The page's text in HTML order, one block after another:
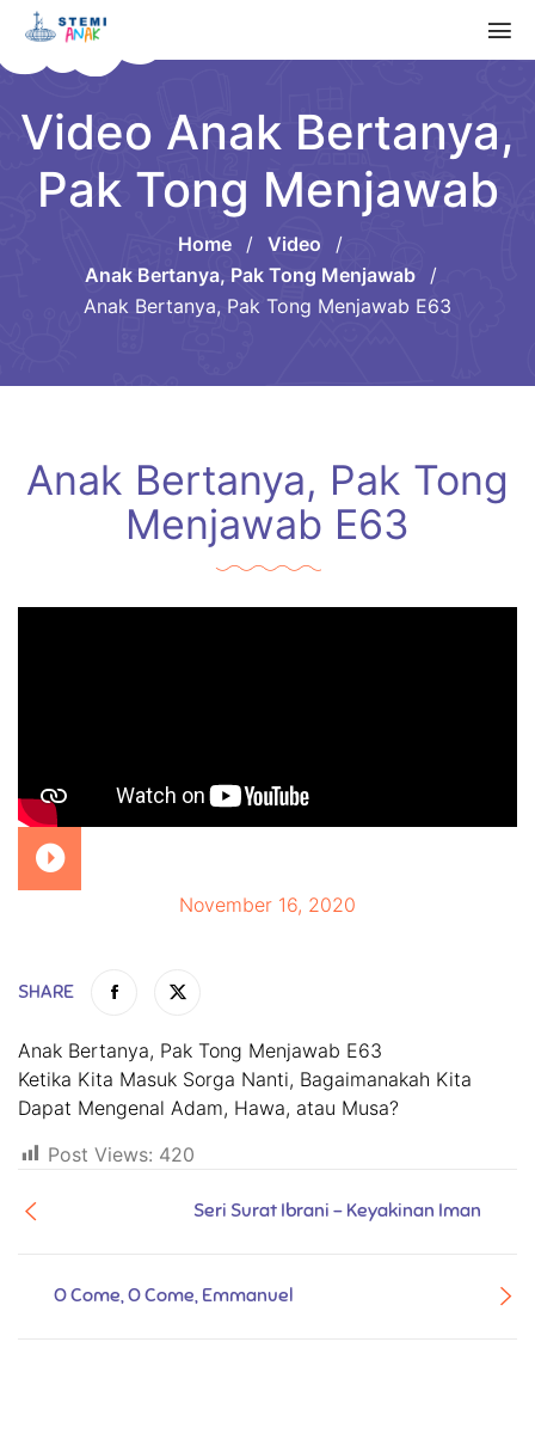
Video Anak Bertanya,
Pak Tong Menjawab
Home / Video
/
Anak Bertanya, Pak Tong Menjawab
/
Anak Bertanya, Pak Tong Menjawab E63
Anak Bertanya, Pak Tong
Menjawab E63
November 16, 2020
SHARE
Anak Bertanya, Pak Tong Menjawab E63
Ketika Kita Masuk Sorga Nanti, Bagaimanakah Kita
Dapat Mengenal Adam, Hawa, atau Musa?
Post Views: 420
O Come, O Come, Emmanuel
Seri Surat Ibrani - Keyakinan Iman